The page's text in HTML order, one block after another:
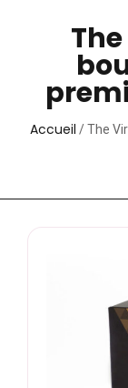
Accueil / The